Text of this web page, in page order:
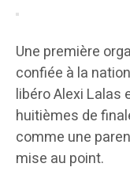
Une première
confiée à la
libéro Alexi Lalas
huitièmes de
comme une
mise au point.